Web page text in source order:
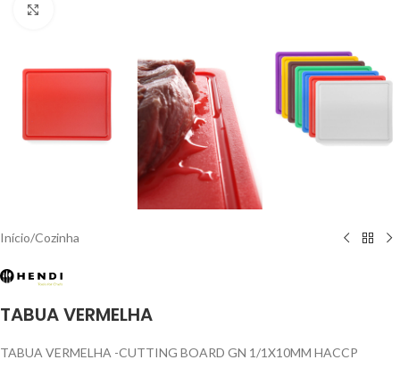
Início/Cozinha
TABUA VERMELHA
TABUA VERMELHA -CUTTING BOARD GN 1/1X10MM HACCP